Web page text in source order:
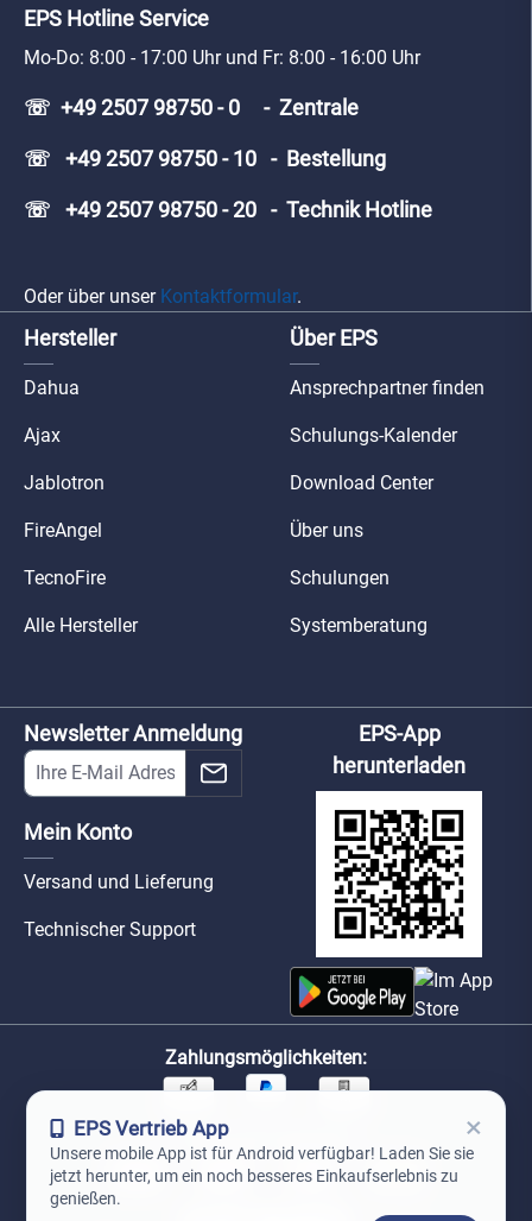
EPS Hotline Service
Mo-Do: 8:00 - 17:00 Uhr und Fr: 8:00 - 16:00 Uhr
☏ +49 2507 98750 - 0 - Zentrale
☏ +49 2507 98750 - 10 - Bestellung
☏ +49 2507 98750 - 20 - Technik Hotline
Oder über unser Kontaktformular.
Hersteller
Dahua
Ajax
Jablotron
FireAngel
TecnoFire
Alle Hersteller
Über EPS
Ansprechpartner finden
Schulungs-Kalender
Download Center
Über uns
Schulungen
Systemberatung
Newsletter Anmeldung
Mein Konto
Versand und Lieferung
Technischer Support
EPS-App
herunterladen
Zahlungsmöglichkeiten:
Unsere Versandpartner:
EPS Vertrieb App ×
Unsere mobile App ist für Android verfügbar! Laden Sie sie
jetzt herunter, um ein noch besseres Einkaufserlebnis zu
genießen.